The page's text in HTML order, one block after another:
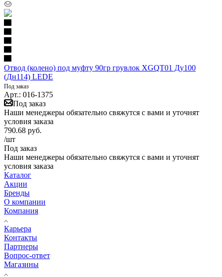
Отвод (колено) под муфту 90гр грувлок XGQT01 Ду100
(Дн114) LEDE
Под заказ
Арт.: 016-1375
Под заказ
Наши менеджеры обязательно свяжутся с вами и уточнят
условия заказа
790.68 руб.
/шт
Под заказ
Наши менеджеры обязательно свяжутся с вами и уточнят
условия заказа
Каталог
Акции
Бренды
О компании
Компания
Карьера
Контакты
Партнеры
Вопрос-ответ
Магазины